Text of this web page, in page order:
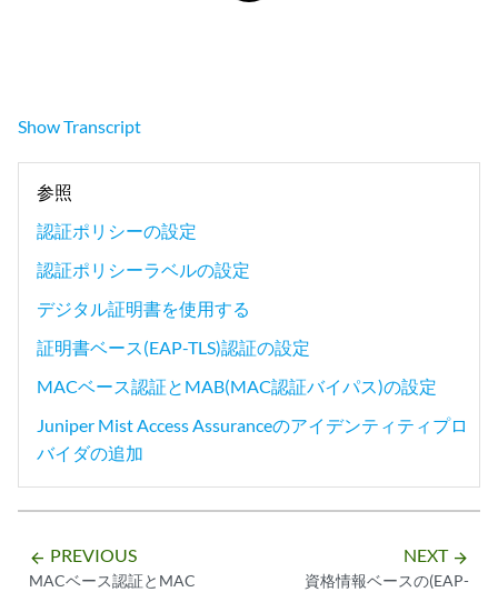
ShowTranscript
参照
認証ポリシーの設定
認証ポリシーラベルの設定
デジタル証明書を使用する
証明書ベース(EAP-TLS)認証の設定
MACベース認証とMAB(MAC認証バイパス)の設定
Juniper Mist Access Assuranceのアイデンティティプロ
バイダの追加
arrow_backward PREVIOUS
MACベース認証とMAC
NEXT arrow_forward
資格情報ベースの(EAP-